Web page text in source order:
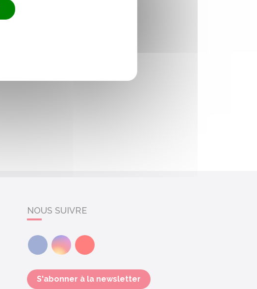
NOUS SUIVRE
FacebookInstagramYoutube
S'abonner à la newsletter